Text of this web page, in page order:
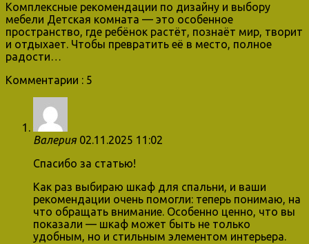
Комплексные рекомендации по дизайну и выбору
мебели Детская комната — это особенное
пространство, где ребёнок растёт, познаёт мир, творит
и отдыхает. Чтобы превратить её в место, полное
радости…
Комментарии : 5
Валерия 02.11.2025 11:02
Спасибо за статью!
Как раз выбираю шкаф для спальни, и ваши
рекомендации очень помогли: теперь понимаю, на
что обращать внимание. Особенно ценно, что вы
показали — шкаф может быть не только
удобным, но и стильным элементом интерьера.